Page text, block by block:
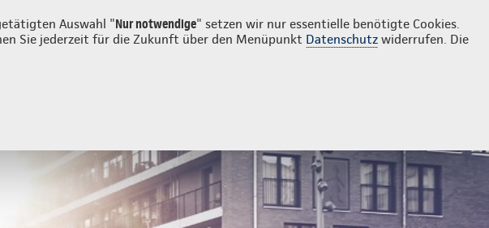
Auswahl "Nur notwendige" setzen wir nur essentielle benötigte Cookies.
Sie jederzeit für die Zukunft über den Menüpunkt Datenschutz widerrufen. Die
Login Kontakt 07465 1555